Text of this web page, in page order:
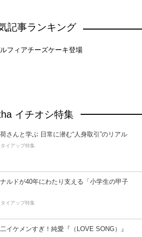
記事ランキング
フィアチーズケーキ登場
イチオシ特集
さんと学ぶ 日常に潜む“人身取引”のリアル
イアップ特集
ルドが40年にわたり支える「小学生の甲子
イアップ特集
イケメンすぎ！純愛『（LOVE SONG）』